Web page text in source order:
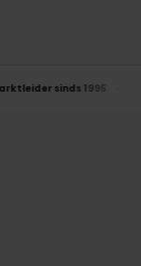
sinds 1995